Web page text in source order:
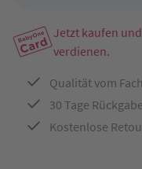
Jetzt kaufen und
verdienen.
Qualität vom
30 Tage
Kostenlose